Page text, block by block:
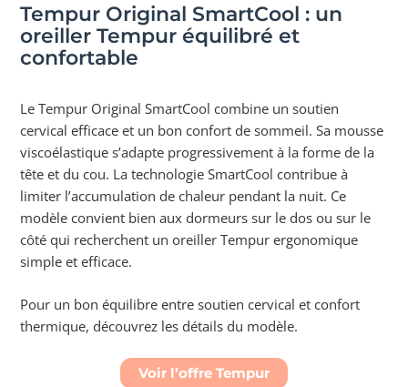
Tempur Original SmartCool : un
oreiller Tempur équilibré et
confortable
Le Tempur Original SmartCool combine un soutien
cervical efficace et un bon confort de sommeil. Sa mousse
viscoélastique s’adapte progressivement à la forme de la
tête et du cou. La technologie SmartCool contribue à
limiter l’accumulation de chaleur pendant la nuit. Ce
modèle convient bien aux dormeurs sur le dos ou sur le
côté qui recherchent un oreiller Tempur ergonomique
simple et efficace.
Pour un bon équilibre entre soutien cervical et confort
thermique, découvrez les détails du modèle.
Voir l’offre Tempur